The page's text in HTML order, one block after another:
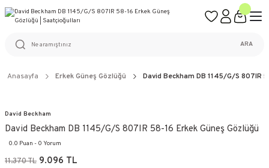
%100 ORİJİNAL ÜRÜN GARANTİSİ
ARA
Anasayfa Erkek Güneş Gözlüğü David Beckham DB 1145/G/S 807IR
David Beckham
David Beckham DB 1145/G/S 807IR 58-16 Erkek Güneş Gözlüğü
0.0 Puan - 0 Yorum
11.370 TL 9.096 TL